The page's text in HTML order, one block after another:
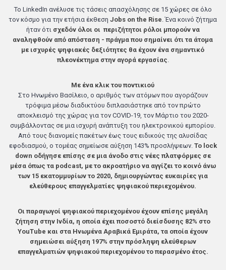
Το LinkedIn ανέλυσε τις τάσεις απασχόλησης σε 15 χώρες σε όλο
τον κόσμο για την ετήσια έκθεσηJobs on the Rise. Ένα κοινό ζήτημα
ήταν ότι σχεδόν όλοι οι περιζήτητοι ρόλοι μπορούν να
αναληφθούν από απόσταση - πράγμα που σημαίνει ότι τα άτομα
με ισχυρές ψηφιακές δεξιότητες θα έχουν ένα σημαντικό
πλεονέκτημα στην αγορά εργασίας.
Με ένα κλικ του ποντικιού
Στο Ηνωμένο Βασίλειο, ο αριθμός των ατόμων που αγοράζουν
τρόφιμα μέσω διαδικτύου διπλασιάστηκε από τον πρώτο
αποκλεισμό της χώρας για τον COVID-19, τον Μάρτιο του 2020-
συμβάλλοντας σε μια ισχυρή ανάπτυξη του ηλεκτρονικού εμπορίου.
Από τους διανομείς πακέτων έως τους ειδικούς της αλυσίδας
εφοδιασμού, ο τομέας σημείωσε αύξηση 143% προσλήψεων. Το lock
down οδήγησε επίσης σε μια άνοδο στις νέες πλατφόρμες σε
μέσα όπως τα podcast, με το ακροατήριο να αγγίζει το κοινό άνω
των 15 εκατομμυρίων το 2020, δημιουργώντας ευκαιρίες για
ελεύθερους επαγγελματίες ψηφιακού περιεχομένου.
Οι παραγωγοί ψηφιακού περιεχομένου έχουν επίσης μεγάλη
ζήτηση στην Ινδία, η οποία έχει ποσοστό διείσδυσης 82% στο
YouTube και στα Ηνωμένα Αραβικά Εμιράτα, τα οποία έχουν
σημειώσει αύξηση 197% στην πρόσληψη ελεύθερων
επαγγελματιών ψηφιακού περιεχομένου το περασμένο έτος.